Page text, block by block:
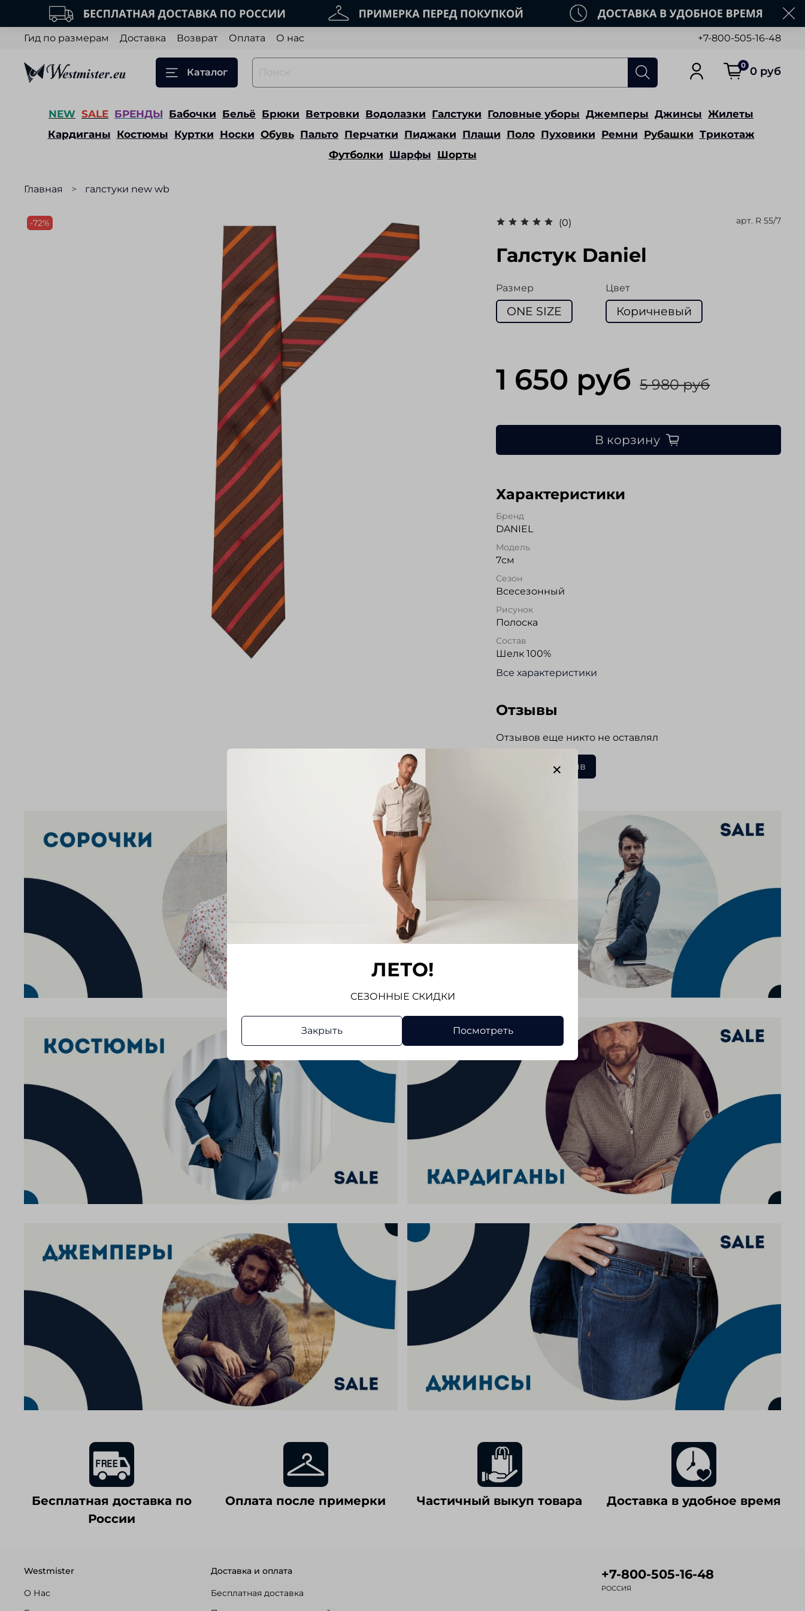
Гид по размерам Доставка Возврат Оплата О нас +7-800-505-16-48
Каталог
0 0 руб
NEW SALE БРЕНДЫ Бабочки Бельё Брюки Ветровки Водолазки Галстуки Головные уборы Джемперы Джинсы Жилеты
Кардиганы Костюмы Куртки Носки Обувь Пальто Перчатки Пиджаки Плащи Поло Пуховики Ремни Рубашки Трикотаж
Футболки Шарфы Шорты
Главная галстуки new wb
-72% (0) арт. R 55/7
Галстук Daniel
Размер
ONE SIZE
Цвет
Коричневый
1 650 руб 5 980 руб
В корзину
Характеристики
Бренд
DANIEL
Модель
7см
Сезон
Всесезонный
Рисунок
Полоска
Состав
Шелк 100%
Все характеристики
Отзывы
Отзывов еще никто не оставлял
Написать отзыв
Бесплатная доставка по
России
Оплата после примерки Частичный выкуп товара Доставка в удобное время
Westmister
О Нас
Доставка и оплата
Бесплатная доставка
+7-800-505-16-48
РОССИЯ
ЛЕТО!
СЕЗОННЫЕ СКИДКИ
Закрыть Посмотреть